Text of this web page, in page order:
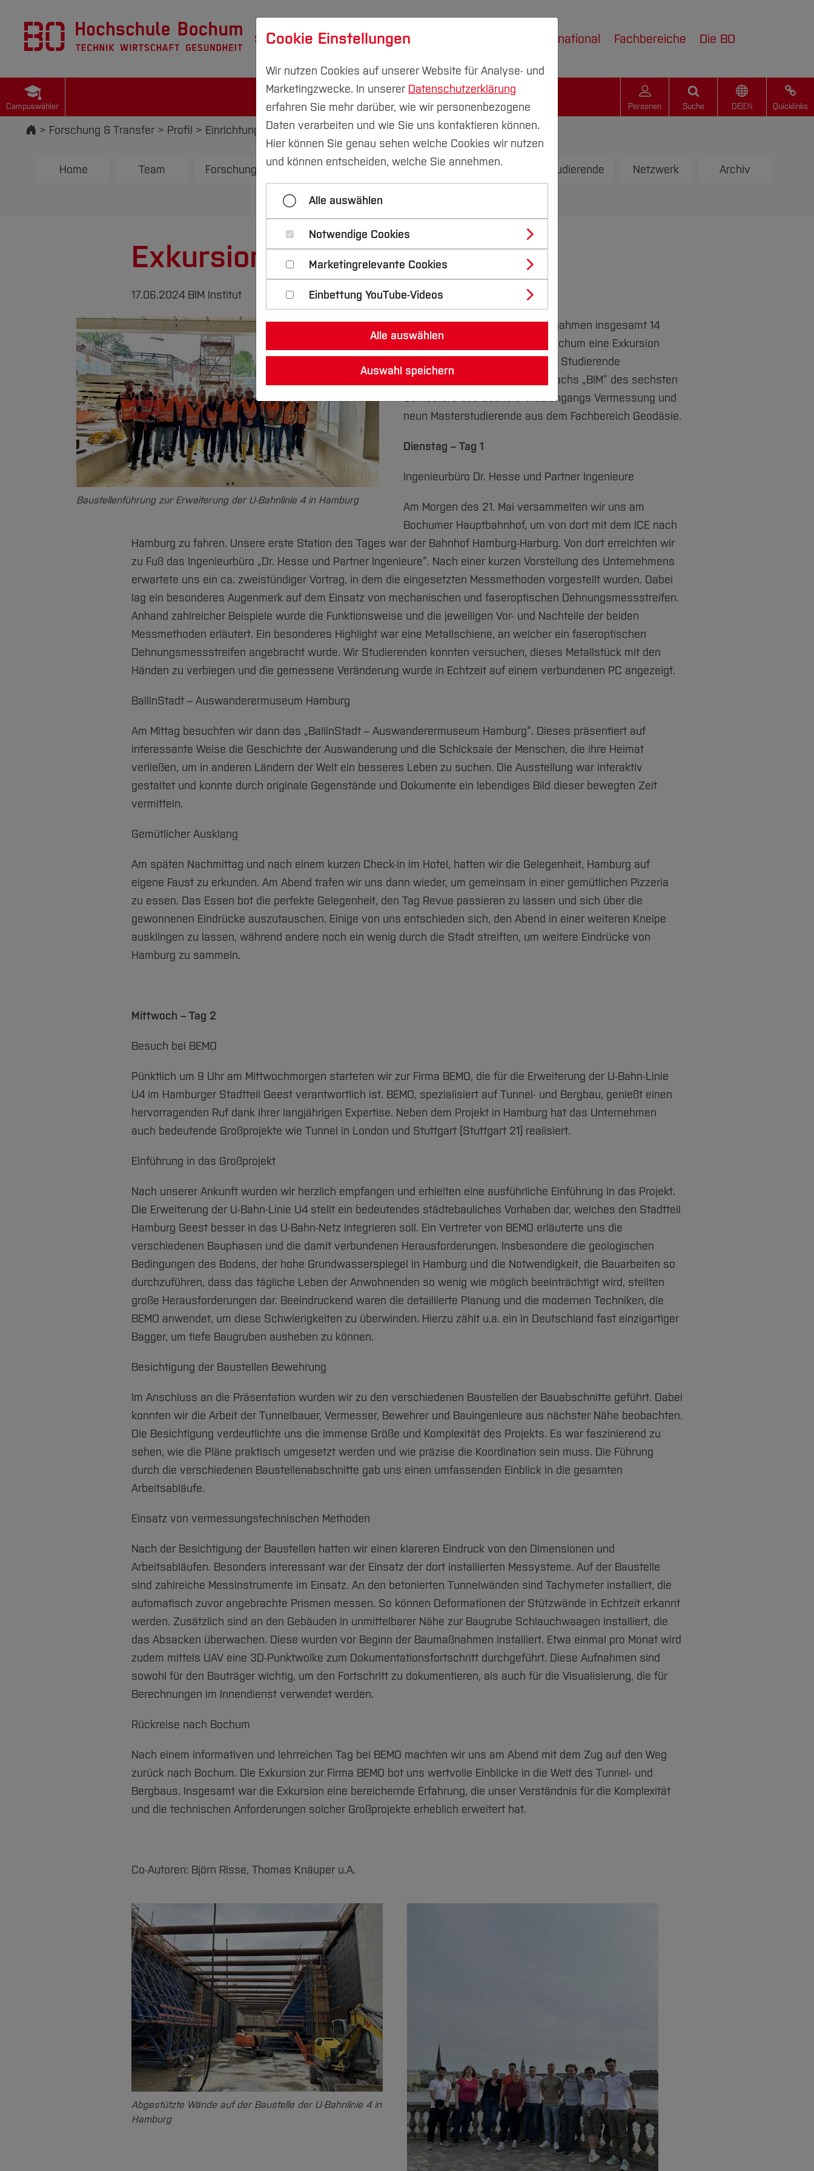
Studium Forschung & Transfer International Fachbereiche Die BO
Campuswähler Personen Suche DE| EN Quicklinks
Startseite
Forschung & Transfer Profil Einrichtungen (FuT) BIM Institut
Home Team Forschung BIM Bier+Brezeln Veranstaltungskalender Für Studierende Netzwerk Archiv
Exkursion Hamburg
17.06.2024 BIM Institut
Baustellenführung zur Erweiterung der U-Bahnlinie 4 in Hamburg
Am 21. Und 22. Mai 2024 unternahmen insgesamt 14
Studierende der Hochschule Bochum eine Exkursion
nach Hamburg. Davon sind fünf Studierende
Teilnehmende des Vertiefungsfachs „BIM“ des sechsten
Semesters des Bachelorstudiengangs Vermessung und
neun Masterstudierende aus dem Fachbereich Geodäsie.
Dienstag – Tag 1
Ingenieurbüro Dr. Hesse und Partner Ingenieure
Am Morgen des 21. Mai versammelten wir uns am
Bochumer Hauptbahnhof, um von dort mit dem ICE nach
Hamburg zu fahren. Unsere erste Station des Tages war der Bahnhof Hamburg-Harburg. Von dort erreichten wir
zu Fuß das Ingenieurbüro „Dr. Hesse und Partner Ingenieure“. Nach einer kurzen Vorstellung des Unternehmens
erwartete uns ein ca. zweistündiger Vortrag, in dem die eingesetzten Messmethoden vorgestellt wurden. Dabei
lag ein besonderes Augenmerk auf dem Einsatz von mechanischen und faseroptischen Dehnungsmessstreifen.
Anhand zahlreicher Beispiele wurde die Funktionsweise und die jeweiligen Vor- und Nachteile der beiden
Messmethoden erläutert. Ein besonderes Highlight war eine Metallschiene, an welcher ein faseroptischen
Dehnungsmessstreifen angebracht wurde. Wir Studierenden konnten versuchen, dieses Metallstück mit den
Händen zu verbiegen und die gemessene Veränderung wurde in Echtzeit auf einem verbundenen PC angezeigt.
BallinStadt – Auswanderermuseum Hamburg
Am Mittag besuchten wir dann das „BallinStadt – Auswanderermuseum Hamburg“. Dieses präsentiert auf
interessante Weise die Geschichte der Auswanderung und die Schicksale der Menschen, die ihre Heimat
verließen, um in anderen Ländern der Welt ein besseres Leben zu suchen. Die Ausstellung war interaktiv
gestaltet und konnte durch originale Gegenstände und Dokumente ein lebendiges Bild dieser bewegten Zeit
vermitteln.
Gemütlicher Ausklang
Am späten Nachmittag und nach einem kurzen Check-in im Hotel, hatten wir die Gelegenheit, Hamburg auf
eigene Faust zu erkunden. Am Abend trafen wir uns dann wieder, um gemeinsam in einer gemütlichen Pizzeria
zu essen. Das Essen bot die perfekte Gelegenheit, den Tag Revue passieren zu lassen und sich über die
gewonnenen Eindrücke auszutauschen. Einige von uns entschieden sich, den Abend in einer weiteren Kneipe
ausklingen zu lassen, während andere noch ein wenig durch die Stadt streiften, um weitere Eindrücke von
Hamburg zu sammeln.
Mittwoch – Tag 2
Besuch bei BEMO
Pünktlich um 9 Uhr am Mittwochmorgen starteten wir zur Firma BEMO, die für die Erweiterung der U-Bahn-Linie
U4 im Hamburger Stadtteil Geest verantwortlich ist. BEMO, spezialisiert auf Tunnel- und Bergbau, genießt einen
hervorragenden Ruf dank ihrer langjährigen Expertise. Neben dem Projekt in Hamburg hat das Unternehmen
auch bedeutende Großprojekte wie Tunnel in London und Stuttgart (Stuttgart 21) realisiert.
Einführung in das Großprojekt
Nach unserer Ankunft wurden wir herzlich empfangen und erhielten eine ausführliche Einführung in das Projekt.
Die Erweiterung der U-Bahn-Linie U4 stellt ein bedeutendes städtebauliches Vorhaben dar, welches den Stadtteil
Hamburg Geest besser in das U-Bahn-Netz integrieren soll. Ein Vertreter von BEMO erläuterte uns die
verschiedenen Bauphasen und die damit verbundenen Herausforderungen. Insbesondere die geologischen
Bedingungen des Bodens, der hohe Grundwasserspiegel in Hamburg und die Notwendigkeit, die Bauarbeiten so
durchzuführen, dass das tägliche Leben der Anwohnenden so wenig wie möglich beeinträchtigt wird, stellten
große Herausforderungen dar. Beeindruckend waren die detaillierte Planung und die modernen Techniken, die
BEMO anwendet, um diese Schwierigkeiten zu überwinden. Hierzu zählt u.a. ein in Deutschland fast einzigartiger
Bagger, um tiefe Baugruben ausheben zu können.
Besichtigung der Baustellen Bewehrung
Im Anschluss an die Präsentation wurden wir zu den verschiedenen Baustellen der Bauabschnitte geführt. Dabei
konnten wir die Arbeit der Tunnelbauer, Vermesser, Bewehrer und Bauingenieure aus nächster Nähe beobachten.
Die Besichtigung verdeutlichte uns die immense Größe und Komplexität des Projekts. Es war faszinierend zu
sehen, wie die Pläne praktisch umgesetzt werden und wie präzise die Koordination sein muss. Die Führung
durch die verschiedenen Baustellenabschnitte gab uns einen umfassenden Einblick in die gesamten
Arbeitsabläufe.
Einsatz von vermessungstechnischen Methoden
Nach der Besichtigung der Baustellen hatten wir einen klareren Eindruck von den Dimensionen und
Arbeitsabläufen. Besonders interessant war der Einsatz der dort installierten Messysteme. Auf der Baustelle
sind zahlreiche Messinstrumente im Einsatz. An den betonierten Tunnelwänden sind Tachymeter installiert, die
automatisch zuvor angebrachte Prismen messen. So können Deformationen der Stützwände in Echtzeit erkannt
werden. Zusätzlich sind an den Gebäuden in unmittelbarer Nähe zur Baugrube Schlauchwaagen installiert, die
das Absacken überwachen. Diese wurden vor Beginn der Baumaßnahmen installiert. Etwa einmal pro Monat wird
zudem mittels UAV eine 3D-Punktwolke zum Dokumentationsfortschritt durchgeführt. Diese Aufnahmen sind
sowohl für den Bauträger wichtig, um den Fortschritt zu dokumentieren, als auch für die Visualisierung, die für
Berechnungen im Innendienst verwendet werden.
Rückreise nach Bochum
Nach einem informativen und lehrreichen Tag bei BEMO machten wir uns am Abend mit dem Zug auf den Weg
zurück nach Bochum. Die Exkursion zur Firma BEMO bot uns wertvolle Einblicke in die Welt des Tunnel- und
Bergbaus. Insgesamt war die Exkursion eine bereichernde Erfahrung, die unser Verständnis für die Komplexität
und die technischen Anforderungen solcher Großprojekte erheblich erweitert hat.
Co-Autoren: Björn Risse, Thomas Knäuper u.A.
Abgestützte Wände auf der Baustelle der U-Bahnlinie 4 in
Hamburg
Cookie Einstellungen
Wir nutzen Cookies auf unserer Website für Analyse- und
Marketingzwecke. In unserer Datenschutzerklärung
erfahren Sie mehr darüber, wie wir personenbezogene
Daten verarbeiten und wie Sie uns kontaktieren können.
Hier können Sie genau sehen welche Cookies wir nutzen
und können entscheiden, welche Sie annehmen.
Alle auswählen
Notwendige Cookies
Marketingrelevante Cookies
Einbettung YouTube-Videos
Alle auswählen
Auswahl speichern